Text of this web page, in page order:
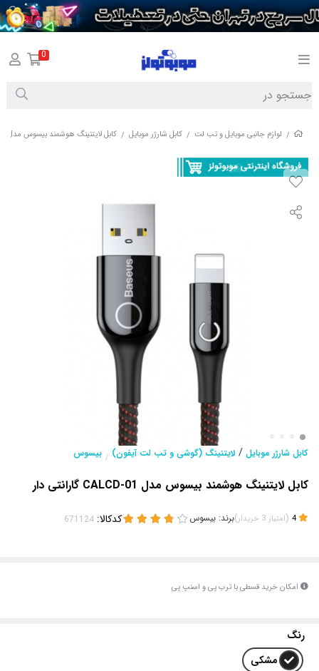
/ لوازم جانبی موبایل و تب لت / کابل شارژر موبایل / کابل لایتنینگ هوشمند بیسوس مدل CALCD-01 گارانتی دار
کابل شارژر موبایل / لایتنینگ (گوشی و تب لت آیفون) / بیسوس
کابل لایتنینگ هوشمند بیسوس مدل CALCD-01 گارانتی دار
(امتیاز 3 خریدار)برند: بیسوس کدکالا:
امکان خرید قسطی با ترب پی و اسنپ پی
رنگ
مشکی
0